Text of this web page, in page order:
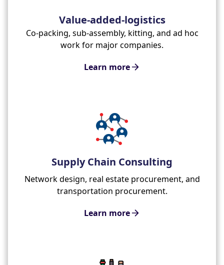
Value-added-logistics
Co-packing, sub-assembly, kitting, and ad hoc
work for major companies.
Learn more
Supply Chain Consulting
Network design, real estate procurement, and
transportation procurement.
Learn more